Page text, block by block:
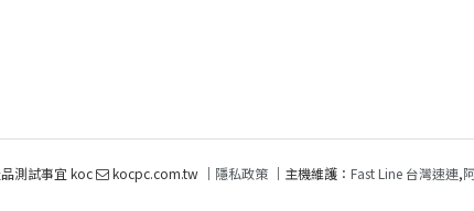
測試事宜 koc kocpc.com.tw ｜ 隱私政策 ｜主機維護： Fast Line 台灣速連,